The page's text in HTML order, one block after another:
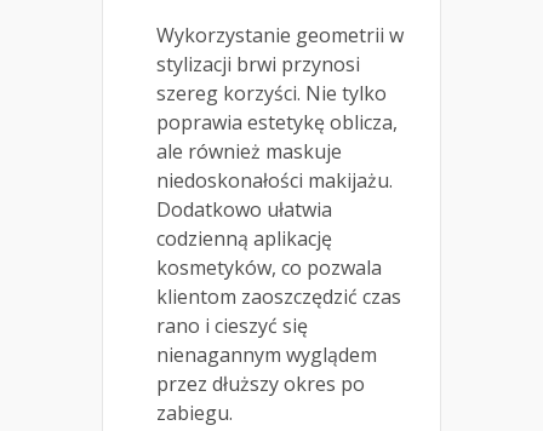
Wykorzystanie geometrii w
stylizacji brwi przynosi
szereg korzyści. Nie tylko
poprawia estetykę oblicza,
ale również maskuje
niedoskonałości makijażu.
Dodatkowo ułatwia
codzienną aplikację
kosmetyków, co pozwala
klientom zaoszczędzić czas
rano i cieszyć się
nienagannym wyglądem
przez dłuższy okres po
zabiegu.